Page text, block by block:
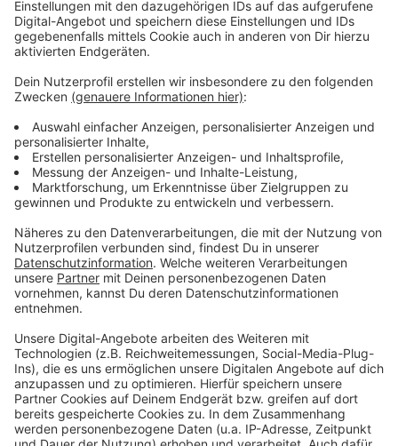
werden, heißt es von einer Stadtsprecherin.
Anzeige
Anzeige
Hier berichtet die Stadt über die Sommerblumen
Hier gibt es Details zum Bepflanzungskonzept
Auch im letzten Jahr wurden 100.000
Sommerblumen gepflanzt